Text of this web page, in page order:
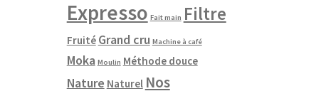
Expresso Fait main Filtre
Fruité Grand cru Machine à café
Moka Moulin Méthode douce
Nature Naturel Nos